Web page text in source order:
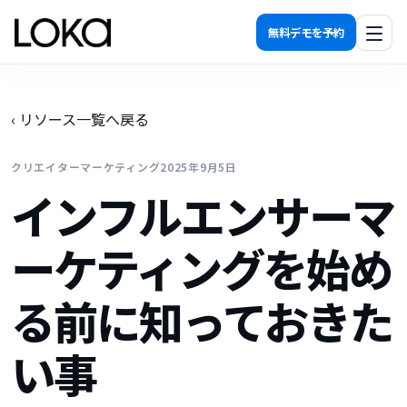
無料デモを予約
関係を築く
活用する
導入効果
料金プラン
運用代行
‹ リソース一覧へ戻る
クリエイターマーケティング2025年9月5日
インフルエンサーマ
ーケティングを始め
る前に知っておきた
い事